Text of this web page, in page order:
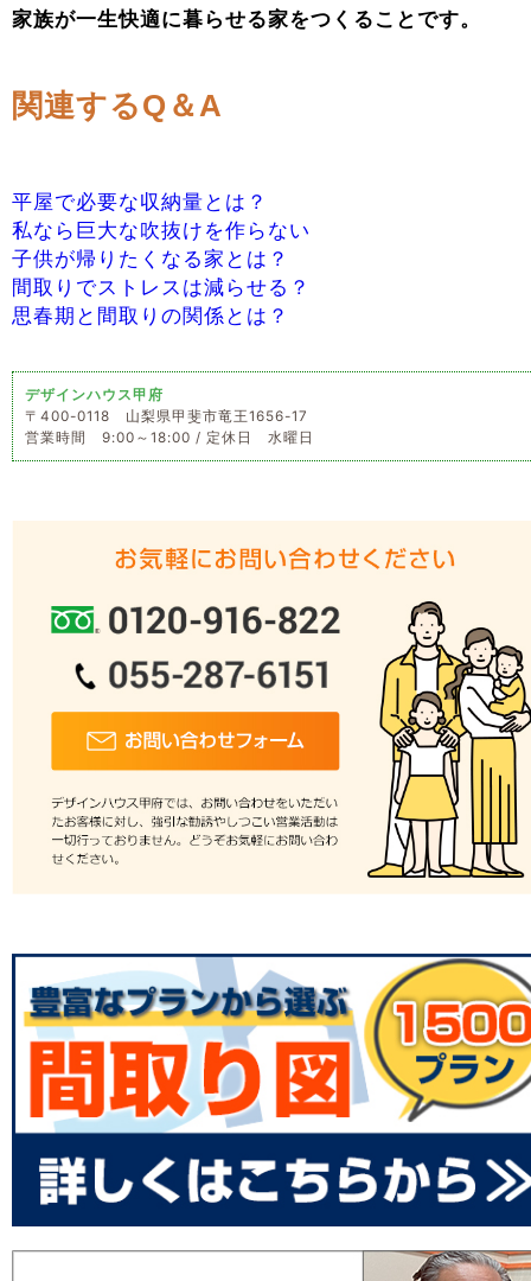
家族が一生快適に暮らせる家をつくることです。
関連するQ＆A
平屋で必要な収納量とは？
私なら巨大な吹抜けを作らない
子供が帰りたくなる家とは？
間取りでストレスは減らせる？
思春期と間取りの関係とは？
デザインハウス甲府
〒400-0118 山梨県甲斐市竜王1656-17
営業時間 9:00～18:00 / 定休日 水曜日